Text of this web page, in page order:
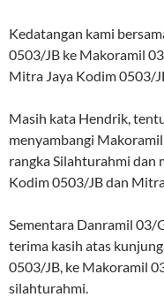
Kedatangan kami
0503/JB ke Makoramil
Mitra Jaya Kodim 0503/
Masih kata Hendrik,
menyambangi
rangka Silahturahmi dan
Kodim 0503/JB dan
Sementara Danramil 03/
terima kasih atas
0503/JB, ke Makoramil
silahturahmi.